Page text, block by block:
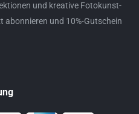
und kreative Fotokunst-
und 10%-Gutschein